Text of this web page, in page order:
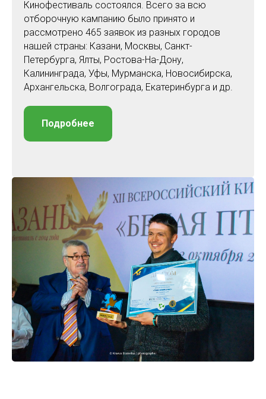
Кинофестиваль состоялся. Всего за всю
отборочную кампанию было принято и
рассмотрено 465 заявок из разных городов
нашей страны: Казани, Москвы, Санкт-
Петербурга, Ялты, Ростова-На-Дону,
Калининграда, Уфы, Мурманска, Новосибирска,
Архангельска, Волгограда, Екатеринбурга и др.
Подробнее